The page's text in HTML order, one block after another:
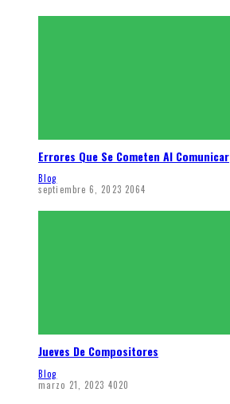
Errores Que Se Cometen Al Comunicar
Blog
septiembre 6, 2023 2064
Jueves De Compositores
Blog
marzo 21, 2023 4020